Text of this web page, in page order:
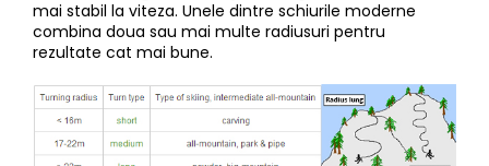
mai stabil la viteza. Unele dintre schiurile moderne
combina doua sau mai multe radiusuri pentru
rezultate cat mai bune.